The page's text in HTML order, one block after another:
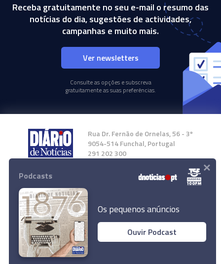
Receba gratuitamente no seu e-mail o resumo das
notícias do dia, sugestões de actividades,
campanhas e muito mais.
Ver newsletters
Consulte as opções e subscreva
gratuitamente as suas preferências.
Rua Dr. Fernão de Ornelas, 56 - 3º
9054-514 Funchal, Portugal
291 202 300
Instale a nossa App
© 2024 Empresa Diário de Notícias, Lda.
Todos os direitos reservados.
Podcasts
Os pequenos anúncios
Ouvir Podcast
×